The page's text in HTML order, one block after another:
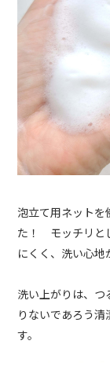
泡立て用ネットを
た！ モッチリと
にくく、洗い心地
洗い上がりは、つ
りないであろう
す。